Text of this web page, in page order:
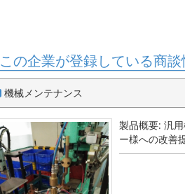
この企業が登録している商談
機械メンテナンス
製品概要: 汎
ー様への改善